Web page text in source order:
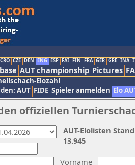
CRO CZE DEN ENG ESP FAI FIN FRA GER GRE INA
AUT championship Pictures
Elozahl
AUT FIDE Spieler anmelden Elo
offiziellen
Vorname
AUT-Elolisten
13.945